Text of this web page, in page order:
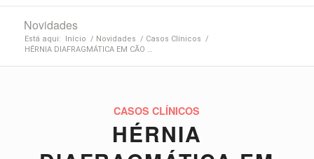
Novidades
Está aqui: Início / Novidades / Casos Clínicos /
HÉRNIA DIAFRAGMÁTICA EM CÃO …
CASOS CLÍNICOS
HÉRNIA